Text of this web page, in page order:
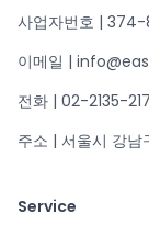
사업자번호 |
이메일 |
전화 | 02-2135-
주소 | 서울시 강남
Service